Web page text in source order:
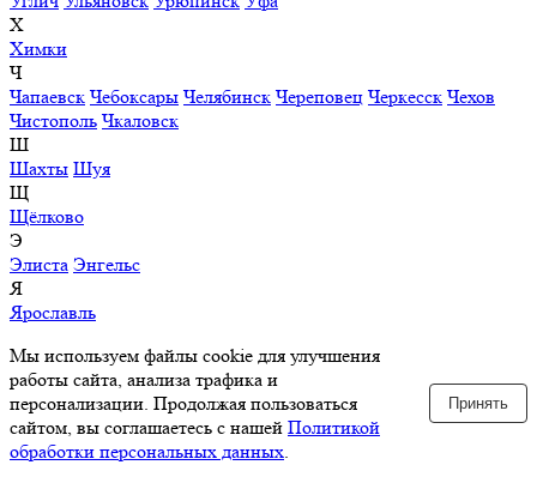
Х
Химки
Ч
Чапаевск Чебоксары Челябинск Череповец Черкесск Чехов
Чистополь Чкаловск
Ш
Шахты Шуя
Щ
Щёлково
Э
Элиста Энгельс
Я
Ярославль
Мы используем файлы cookie для улучшения
работы сайта, анализа трафика и
персонализации. Продолжая пользоваться
сайтом, вы соглашаетесь с нашей Политикой
обработки персональных данных.
Принять